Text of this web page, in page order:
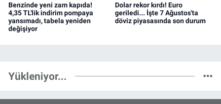
Benzinde yeni zam kapıda!
4,35 TL'lik indirim pompaya
yansımadı, tabela yeniden
değişiyor
Dolar rekor kırdı! Euro
geriledi... İşte 7 Ağustos'ta
döviz piyasasında son durum
Yükleniyor...